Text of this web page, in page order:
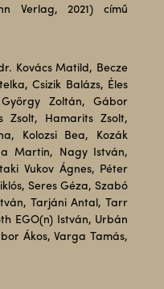
Verlag, 2021) című
Kovács Matild, Becze
Csizik Balázs, Éles
Zoltán, Gábor
Zsolt, Hamarits Zsolt,
Kolozsi Bea, Kozák
Martin, Nagy István,
Vukov Ágnes, Péter
Seres Géza, Szabó
Tarjáni Antal, Tarr
EGO(n) István, Urbán
Ákos, Varga Tamás,